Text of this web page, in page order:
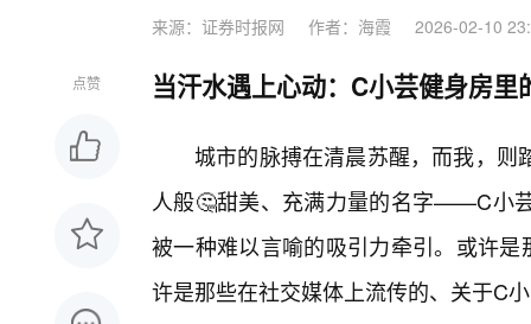
来源：证券时报网 作者：海霞 2026-02-10
点赞 当汗水遇上心动：C小芸健身房里
城市的脉搏在清晨苏醒，而我，则
人般🤔甜美、充满力量的名字——C小
被一种难以言喻的吸引力牵引。或许
许是那些在社交媒体上流传的、关于C